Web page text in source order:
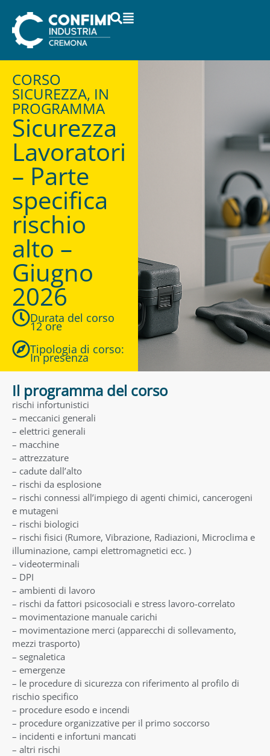
CORSO
SICUREZZA, IN
PROGRAMMA
Sicurezza
Lavoratori
– Parte
specifica
rischio
alto –
Giugno
2026
Durata del corso
12 ore
Tipologia di corso:
In presenza
Il programma del corso
rischi infortunistici
– meccanici generali
– elettrici generali
– macchine
– attrezzature
– cadute dall’alto
– rischi da esplosione
– rischi connessi all’impiego di agenti chimici, cancerogeni
e mutageni
– rischi biologici
– rischi fisici (Rumore, Vibrazione, Radiazioni, Microclima e
illuminazione, campi elettromagnetici ecc. )
– videoterminali
– DPI
– ambienti di lavoro
– rischi da fattori psicosociali e stress lavoro-correlato
– movimentazione manuale carichi
– movimentazione merci (apparecchi di sollevamento,
mezzi trasporto)
– segnaletica
– emergenze
– le procedure di sicurezza con riferimento al profilo di
rischio specifico
– procedure esodo e incendi
– procedure organizzative per il primo soccorso
– incidenti e infortuni mancati
– altri rischi